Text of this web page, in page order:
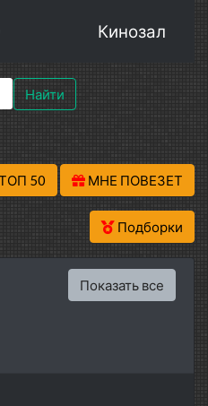
Кинозал
Найти
50 МНЕ ПОВЕЗЕТ
Подборки
Показать все